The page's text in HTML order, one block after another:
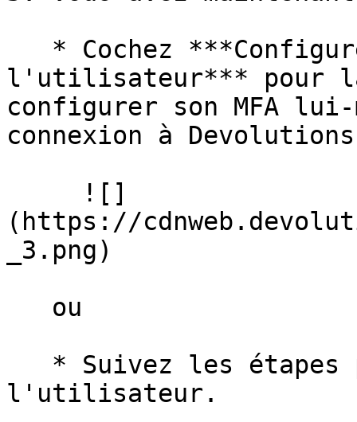
l'utilisateur*** pour
configurer son MFA lui-
connexion à
(https://
_3.png)
l'utilisateur.